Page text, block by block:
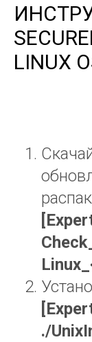
LINUX
[
Check
Linux
[
./